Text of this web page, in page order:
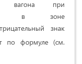
вагона при
в зоне
знак
по формуле (см.